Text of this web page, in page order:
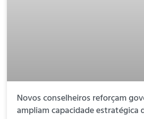
Novos conselheiros reforçam
ampliam capacidade estratégica